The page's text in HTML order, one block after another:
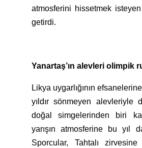
atmosferini hissetmek isteyen
getirdi.
Yanartaş’ın alevleri olimpik
Likya uygarlığının
yıldır sönmeyen alevleriyle
doğal simgelerinden biri
yarışın atmosferine bu yıl
Sporcular, Tahtalı